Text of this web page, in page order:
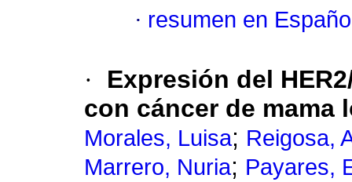
· resumen en
·
Expresión del
con cáncer de mama
Morales, Luisa; Reigosa,
Marrero, Nuria; Payares,